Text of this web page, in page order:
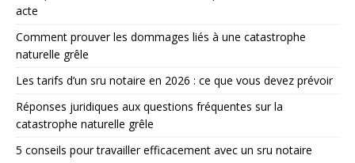
acte
Comment prouver les dommages liés à une catastrophe
naturelle grêle
Les tarifs d’un sru notaire en 2026 : ce que vous devez prévoir
Réponses juridiques aux questions fréquentes sur la
catastrophe naturelle grêle
5 conseils pour travailler efficacement avec un sru notaire